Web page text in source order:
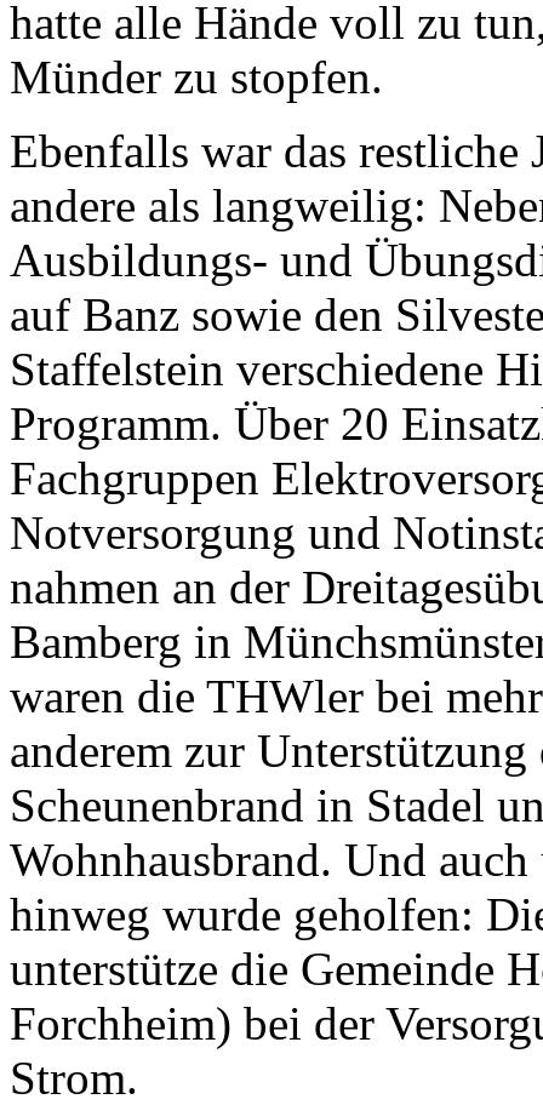
hatte alle Hände voll zu
Münder zu stopfen.
Ebenfalls war das
andere als langweilig:
Ausbildungs- und
auf Banz sowie den
Staffelstein verschiedene
Programm. Über 20
Fachgruppen
Notversorgung und
nahmen an der
Bamberg in
waren die THWler bei
anderem zur
Scheunenbrand in Stadel
Wohnhausbrand. Und
hinweg wurde geholfen:
unterstütze die Gemeinde
Forchheim) bei der
Strom.